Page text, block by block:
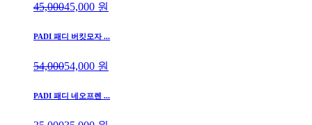
45,00045,000 원
PADI 패디 버킷모자 ...
54,00054,000 원
PADI 패디 네오프렌 ...